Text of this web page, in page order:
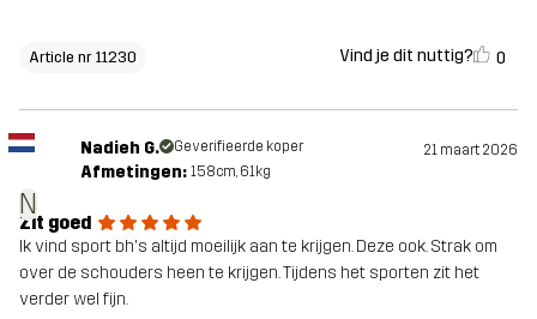
Article nr 11230 Vind je dit nuttig? 0
N
Nadieh G. Geverifieerde koper 21 maart 2026
Afmetingen: 158cm, 61kg
Zit goed
Ik vind sport bh's altijd moeilijk aan te krijgen. Deze ook. Strak om
over de schouders heen te krijgen. Tijdens het sporten zit het
verder wel fijn.